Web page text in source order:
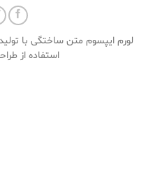
لورم ایپسوم متن ساختگی با
استفاده از